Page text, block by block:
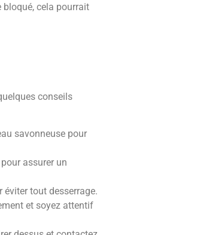
cela pourrait
conseils
savonneuse pour
assurer un
éviter tout desserrage.
et soyez attentif